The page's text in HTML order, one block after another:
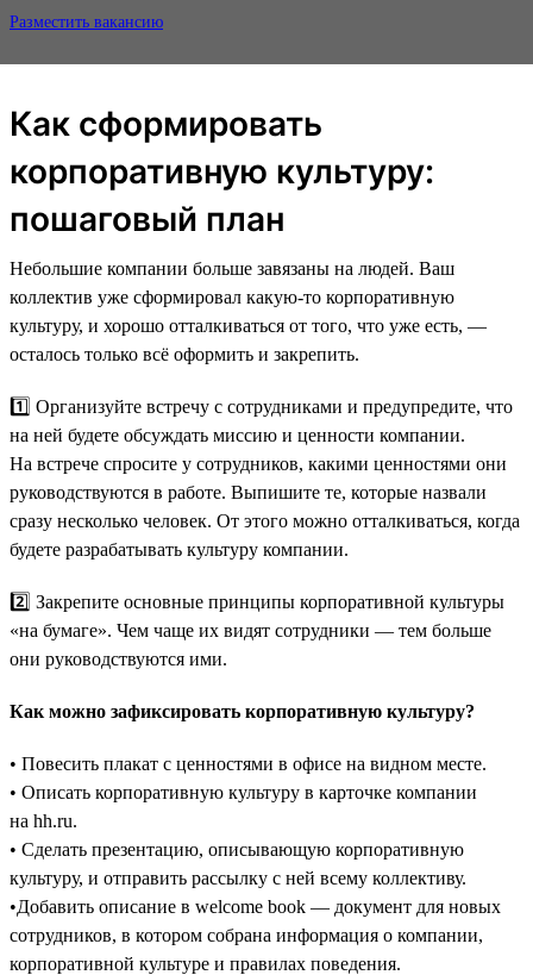
Разместить вакансию
Как сформировать
корпоративную культуру:
пошаговый план
Небольшие компании больше завязаны на людей. Ваш
коллектив уже сформировал какую-то корпоративную
культуру, и хорошо отталкиваться от того, что уже есть, —
осталось только всё оформить и закрепить.
1️⃣ Организуйте встречу с сотрудниками и предупредите, что
на ней будете обсуждать миссию и ценности компании.
На встрече спросите у сотрудников, какими ценностями они
руководствуются в работе. Выпишите те, которые назвали
сразу несколько человек. От этого можно отталкиваться, когда
будете разрабатывать культуру компании.
2️⃣ Закрепите основные принципы корпоративной культуры
«на бумаге». Чем чаще их видят сотрудники — тем больше
они руководствуются ими.
Как можно зафиксировать корпоративную культуру?
• Повесить плакат с ценностями в офисе на видном месте.
• Описать корпоративную культуру в карточке компании
на hh.ru.
• Сделать презентацию, описывающую корпоративную
культуру, и отправить рассылку с ней всему коллективу.
•Добавить описание в welcome book — документ для новых
сотрудников, в котором собрана информация о компании,
корпоративной культуре и правилах поведения.